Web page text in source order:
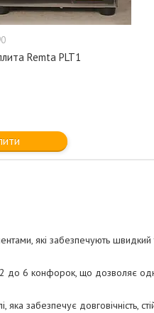
Remta PLT1
які забезпечують швидкий
до 6 конфорок, що дозволяє
забезпечує довговічність,